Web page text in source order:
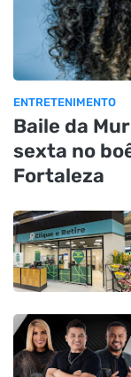
ENTRETENIMENTO
Baile da
sexta no
Fortaleza